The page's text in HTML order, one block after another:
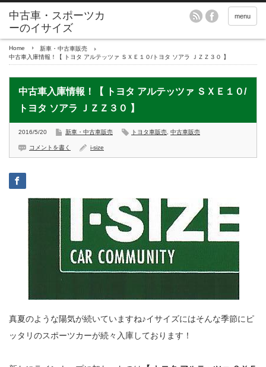
menu
Home
新車・中古車販売
中古車入庫情報！【 トヨタ アルテッツァ ＳＸＥ１０/トヨタ ソアラ ＪＺＺ３０ 】
中古車入庫情報！【 トヨタ アルテッツァ ＳＸＥ１０/
トヨタ ソアラ ＪＺＺ３０ 】
2016/5/20 新車・中古車販売 トヨタ車販売 中古車販売
コメントを書く i-size
真夏のような陽気が続いていますね♪イサイズにはそんな季節にピ
ッタリのスポーツカーが続々入庫しております！